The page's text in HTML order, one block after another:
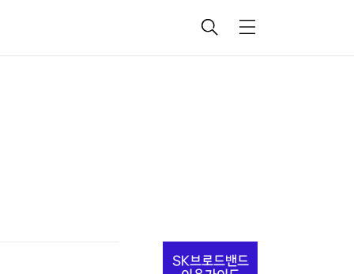
검
메
추
SK브로드밴드